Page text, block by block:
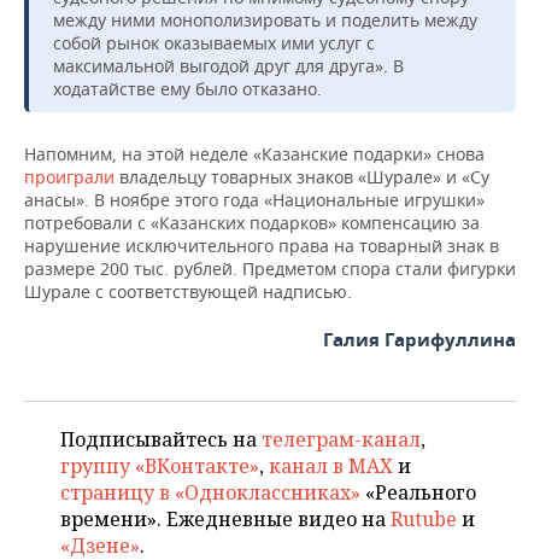
между ними монополизировать и поделить между
собой рынок оказываемых ими услуг с
максимальной выгодой друг для друга». В
ходатайстве ему было отказано.
Напомним, на этой неделе «Казанские подарки» снова
проиграли владельцу товарных знаков «Шурале» и «Су
анасы». В ноябре этого года «Национальные игрушки»
потребовали с «Казанских подарков» компенсацию за
нарушение исключительного права на товарный знак в
размере 200 тыс. рублей. Предметом спора стали фигурки
Шурале с соответствующей надписью.
Галия Гарифуллина
Подписывайтесь на телеграм-канал,
группу «ВКонтакте»,канал в MAXи
страницу в «Одноклассниках» «Реального
времени». Ежедневные видео наRutube и
«Дзене».